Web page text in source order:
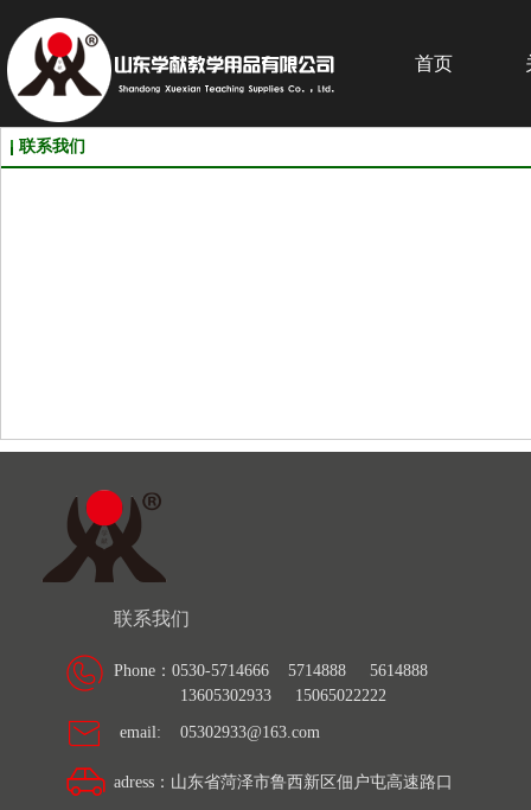
首页
联系我们
联系我们
Phone： 0530-5714666 5714888
5614888
13605302933 15065022222
email: 05302933@163.com
adress：山东省菏泽市鲁西新区佃户屯高速路口